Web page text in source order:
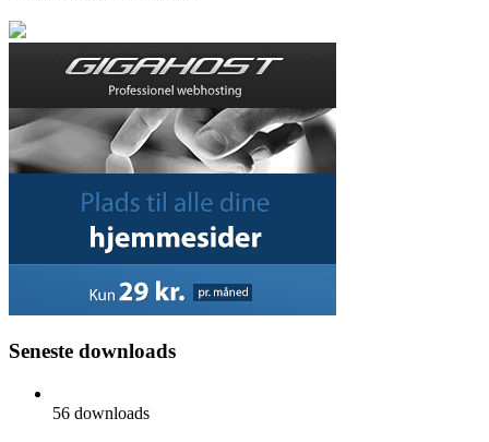
Seneste downloads
56 downloads